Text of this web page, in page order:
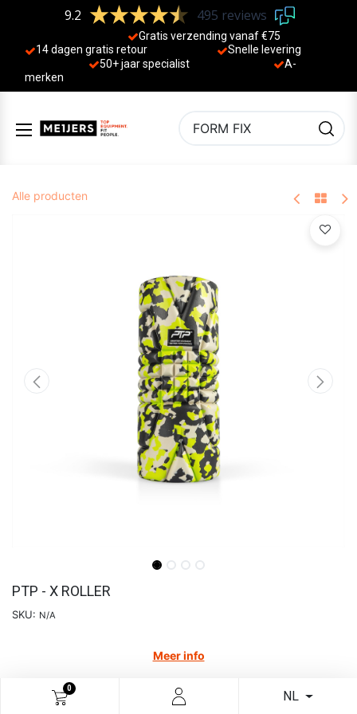
0
NL
9.2 495 reviews
Gratis verzending vanaf €75
14 dagen gratis retour
Sne lle levering
50+ jaar specialist
A-
merken
Alle producten
PTP - X ROLLER
SKU: N/A
Meer info
€